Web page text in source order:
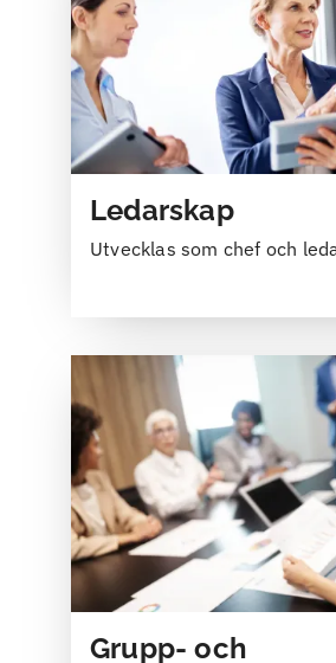
Ledarskap
Utvecklas som chef och
Grupp- och